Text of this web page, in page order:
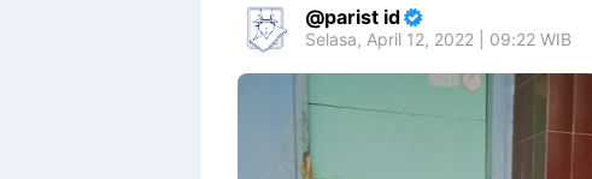
parist id
Selasa, April 12, 2022 | 09:22 WIB